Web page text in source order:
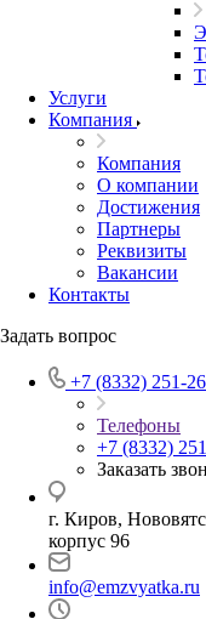
Услуги
Компания
Компания
О компании
Достижения
Партнеры
Реквизиты
Вакансии
Контакты
Задать вопрос
+7 (8332) 251-
Телефоны
+7 (8332)
Заказать
г. Киров,
корпус 96
info@emzvyatka.ru